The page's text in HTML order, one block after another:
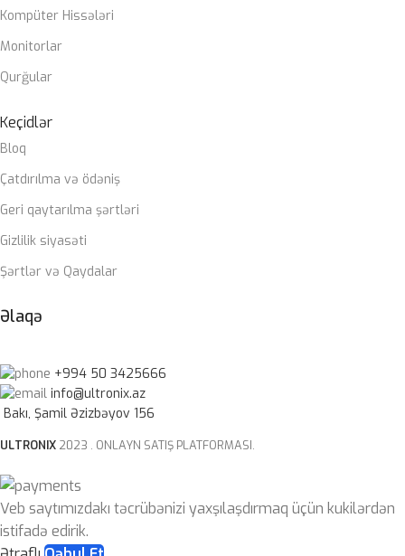
Kompüter Hissələri
Monitorlar
Qurğular
Keçidlər
Bloq
Çatdırılma və ödəniş
Geri qaytarılma şərtləri
Gizlilik siyasəti
Şərtlər və Qaydalar
Əlaqə
+994 50 3425666
info@ultronix.az
Bakı, Şamil Əzizbəyov 156
ULTRONIX 2023 . ONLAYN SATIŞ PLATFORMASI.
Veb saytımızdakı təcrübənizi yaxşılaşdırmaq üçün kukilərdən
istifadə edirik.